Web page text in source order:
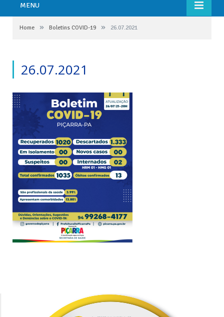
MENU
Home » Boletins COVID-19 » 26.07.2021
26.07.2021